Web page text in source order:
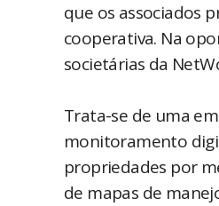
que os associados
cooperativa. Na
societárias da
Trata-se de uma
monitoramento
propriedades por
de mapas de